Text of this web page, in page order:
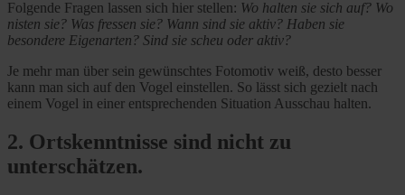
Folgende Fragen lassen sich hier stellen: Wo halten sie sich auf? Wo
nisten sie? Was fressen sie? Wann sind sie aktiv? Haben sie
besondere Eigenarten? Sind sie scheu oder aktiv?
Je mehr man über sein gewünschtes Fotomotiv weiß, desto besser
kann man sich auf den Vogel einstellen. So lässt sich gezielt nach
einem Vogel in einer entsprechenden Situation Ausschau halten.
2. Ortskenntnisse sind nicht zu
unterschätzen.